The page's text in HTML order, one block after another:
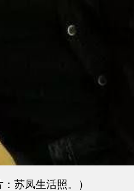
：苏凤生活照。）